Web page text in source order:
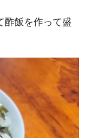
酢飯を作って盛